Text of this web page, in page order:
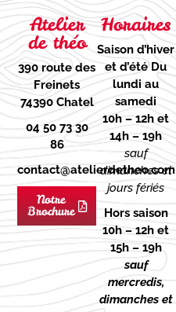
Atelier
de théo
390 route des
Freinets
74390 Chatel
04 50 73 30
86
contact@atelierdetheo.com
Notre
Brochure
Horaires
Saison d’hiver
et d’étéDu
lundi au
samedi
10h – 12h et
14h – 19h
sauf
dimanches et
jours fériés
Hors saison
10h – 12h et
15h – 19h
sauf
mercredis,
dimanches et